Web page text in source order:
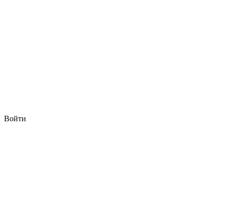
Войти